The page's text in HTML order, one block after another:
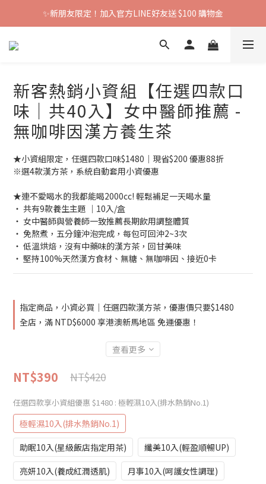
✨新朋友限定！加入官方LINE好友送 $100 購物金
新客熱銷小資組【任選四款口
味｜共40入】女中醫師推薦 -
無咖啡因漢方養生茶
★小資組限定，任選四款口味$1480｜現省$200 優惠88折
※選4款漢方茶，系統自動套用小資優惠
★連不愛喝水的我都能喝2000cc! 輕鬆補足一天喝水量
‧ 共有9款養生主題 ｜10入/盒
‧ 女中醫師與營養師一致推薦長期飲用調整體質
‧ 免熬煮，五分鐘沖泡完成，每包可回沖2~3次
‧ 低溫烘焙，沒有中藥味的漢方茶，回甘美味
‧ 堅持100%天然漢方食材、無糖、無咖啡因、接近0卡
指定商品，小資必買｜任選四款漢方茶，優惠價只要$1480
全店，滿 NTD$6000 享港澳新馬地區 免運優惠！
查看更多
NT$390 NT$420
任選四款享小資組優惠 $1480 : 極輕濕10入(排水熱銷No.1)
極輕濕10入(排水熱銷No.1)
助眠10入(星級飯店指定用茶)
纖美10入(輕盈順暢UP)
亮妍10入(養成紅潤透肌)
月事10入(呵護女性調理)